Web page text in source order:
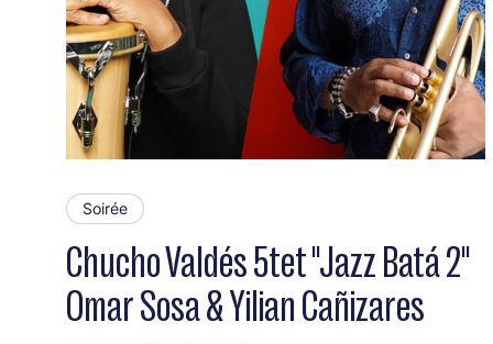
Soirée
Chucho Valdés 5tet "Jazz Batá 2"
Omar Sosa & Yilian Cañizares